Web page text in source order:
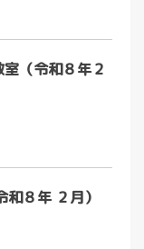
（令和８年２
和８年 ２月）